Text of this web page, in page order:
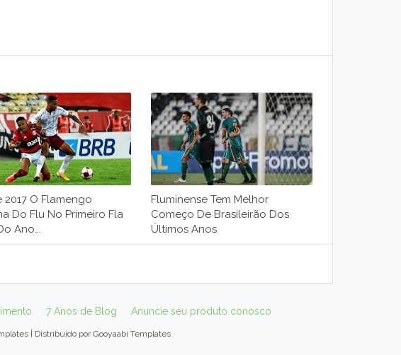
2017 O Flamengo
Do Flu No Primeiro Fla
Ano...
Fluminense Tem Melhor
Começo De Brasileirão Dos
Últimos Anos
7 Anos de Blog Anuncie seu produto conosco
| Distribuído porGooyaabi Templates